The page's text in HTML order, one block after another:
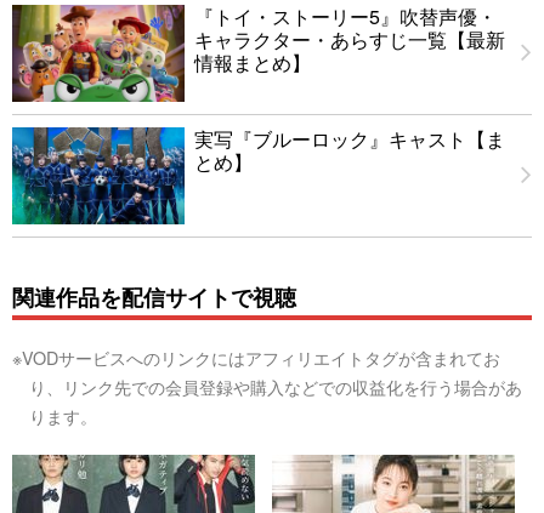
『トイ・ストーリー5』吹替声優・
キャラクター・あらすじ一覧【最新
情報まとめ】
実写『ブルーロック』キャスト【ま
とめ】
関連作品を配信サイトで視聴
※VODサービスへのリンクにはアフィリエイトタグが含まれてお
り、リンク先での会員登録や購入などでの収益化を行う場合があ
ります。